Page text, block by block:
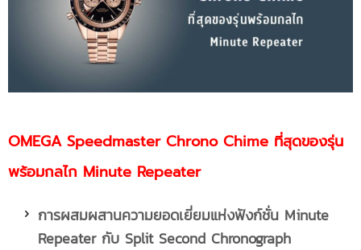
OMEGA Speedmaster Chrono Chime ที่สุดของรุ่น
พร้อมกลไก Minute Repeater
การผสมผสานความยอดเยี่ยมแห่งฟังก์ชั่น Minute
Repeater กับ Split Second Chronograph